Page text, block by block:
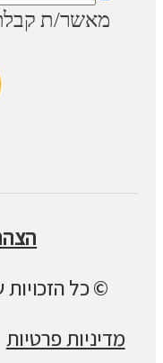
מאשר/ת קבלת
© כל
מדיניות פרטיות